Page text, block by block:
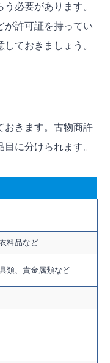
必要があります。
が許可証を持ってい
ておきましょう。
おきます。古物商許
に分けられます。
料品など
類、貴金属類など